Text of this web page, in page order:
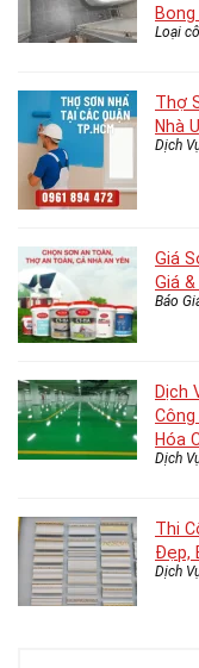
Loại
Thợ
Nhà
Dịch
Giá
Giá
Báo
Dịch
Hóa
Dịch
Thi
Đẹp,
Dịch